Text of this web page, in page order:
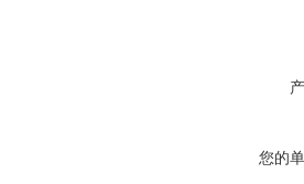
您的